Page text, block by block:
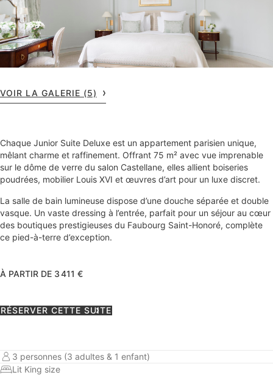
VOIR LA GALERIE (5)
Chaque Junior Suite Deluxe est un appartement parisien unique,
mêlant charme et raffinement. Offrant 75 m² avec vue imprenable
sur le dôme de verre du salon Castellane, elles allient boiseries
poudrées, mobilier Louis XVI et œuvres d’art pour un luxe discret.
La salle de bain lumineuse dispose d’une douche séparée et double
vasque. Un vaste dressing à l’entrée, parfait pour un séjour au cœur
des boutiques prestigieuses du Faubourg Saint-Honoré, complète
ce pied-à-terre d’exception.
À PARTIR DE 3 411 €
RÉSERVER CETTE SUITE
3 personnes (3 adultes & 1 enfant)
Lit King size